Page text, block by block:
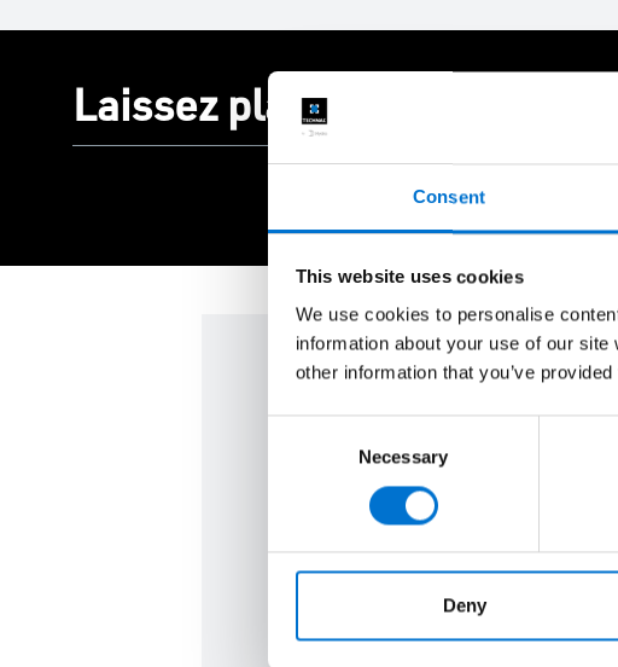
Consent
This website uses cookies
We use cookies to personalise
information about your use of our
other information that you’ve
Necessary
Deny
Laissez place à l'imagination
Vous avez un
Nos Aluminiers Agréés TECHNAL
accompagnent de A à Z, en toute
réalisation de vos travaux de
Tout est mis en oeuvre avec pour